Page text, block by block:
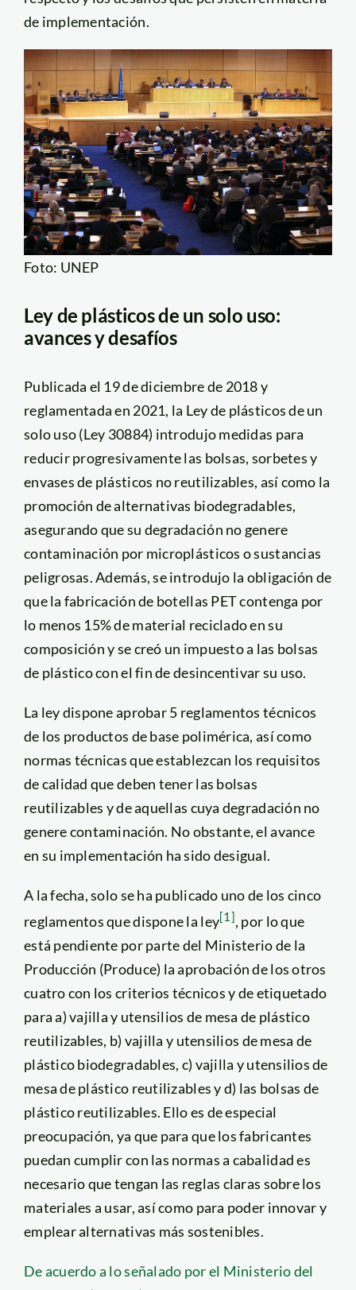
de implementación.
Foto: UNEP
Ley de plásticos de un solo uso:
avances y desafíos
Publicada el 19 de diciembre de 2018 y
reglamentada en 2021, la Ley de plásticos de un
solo uso (Ley 30884) introdujo medidas para
reducir progresivamente las bolsas, sorbetes y
envases de plásticos no reutilizables, así como la
promoción de alternativas biodegradables,
asegurando que su degradación no genere
contaminación por microplásticos o sustancias
peligrosas. Además, se introdujo la obligación de
que la fabricación de botellas PET contenga por
lo menos 15% de material reciclado en su
composición y se creó un impuesto a las bolsas
de plástico con el fin de desincentivar su uso.
La ley dispone aprobar 5 reglamentos técnicos
de los productos de base polimérica, así como
normas técnicas que establezcan los requisitos
de calidad que deben tener las bolsas
reutilizables y de aquellas cuya degradación no
genere contaminación. No obstante, el avance
en su implementación ha sido desigual.
A la fecha, solo se ha publicado uno de los cinco
reglamentos que dispone la ley[1], por lo que
está pendiente por parte del Ministerio de la
Producción (Produce) la aprobación de los otros
cuatro con los criterios técnicos y de etiquetado
para a) vajilla y utensilios de mesa de plástico
reutilizables, b) vajilla y utensilios de mesa de
plástico biodegradables, c) vajilla y utensilios de
mesa de plástico reutilizables y d) las bolsas de
plástico reutilizables. Ello es de especial
preocupación, ya que para que los fabricantes
puedan cumplir con las normas a cabalidad es
necesario que tengan las reglas claras sobre los
materiales a usar, así como para poder innovar y
emplear alternativas más sostenibles.
De acuerdo a lo señalado por el Ministerio del